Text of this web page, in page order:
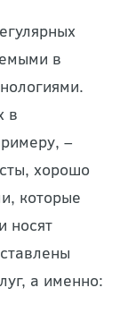
в
в
–
хорошо
которые
носят
а именно: